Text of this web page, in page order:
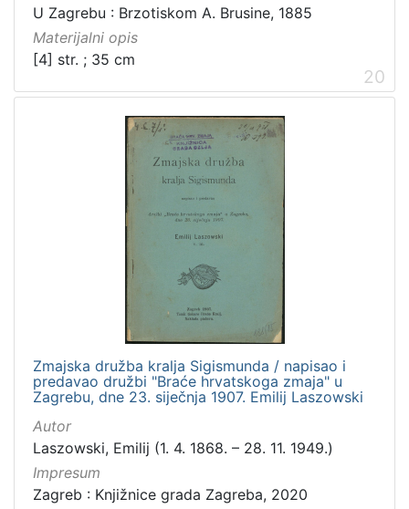
U Zagrebu : Brzotiskom A. Brusine, 1885
Materijalni opis
[4] str. ; 35 cm
20
Zmajska družba kralja Sigismunda / napisao i
predavao družbi "Braće hrvatskoga zmaja" u
Zagrebu, dne 23. siječnja 1907. Emilij Laszowski
Autor
Laszowski, Emilij (1. 4. 1868. – 28. 11. 1949.)
Impresum
Zagreb : Knjižnice grada Zagreba, 2020